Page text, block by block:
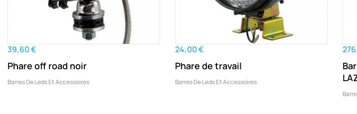
39,60 €
Phare off road noir
Barres De Leds Et Accessoires
24,00 €
Phare de travail
Barres De Leds Et Accessoires